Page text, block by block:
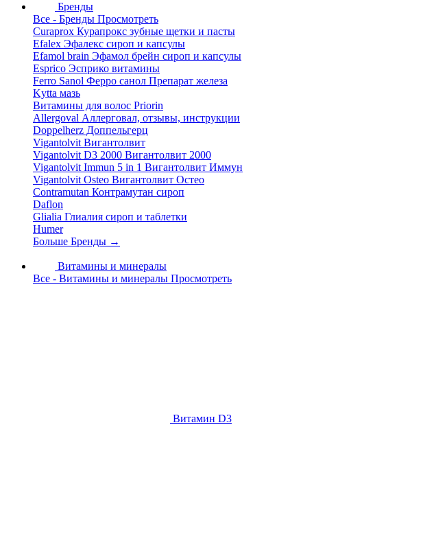
Бренды
Все - Бренды Просмотреть
Curaprox Курапрокс зубные щетки и пасты
Efalex Эфалекс сироп и капсулы
Efamol brain Эфамол брейн сироп и капсулы
Esprico Эсприко витамины
Ferro Sanol Ферро санол Препарат железа
Kytta мазь
Витамины для волос Priorin
Allergoval Аллерговал, отзывы, инструкции
Doppelherz Доппельгерц
Vigantolvit Вигантолвит
Vigantolvit D3 2000 Вигантолвит 2000
Vigantolvit Immun 5 in 1 Вигантолвит Иммун
Vigantolvit Osteo Вигантолвит Остео
Contramutan Контрамутан сироп
Daflon
Glialia Глиалия сироп и таблетки
Humer
Больше Бренды →
Витамины и минералы
Все - Витамины и минералы Просмотреть
Витамин D3